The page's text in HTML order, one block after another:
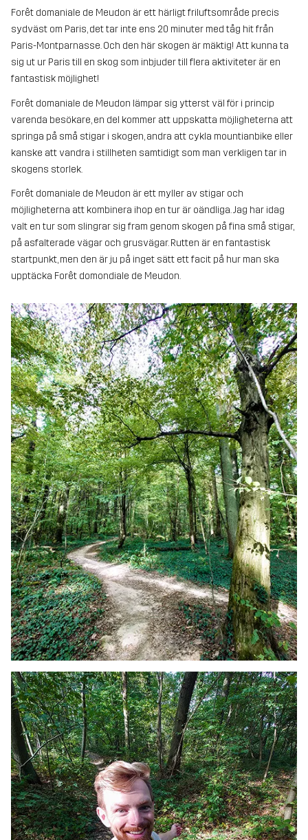
Forêt domaniale de Meudon är ett härligt friluftsområde precis
sydväst om Paris, det tar inte ens 20 minuter med tåg hit från
Paris-Montparnasse. Och den här skogen är mäktig! Att kunna ta
sig ut ur Paris till en skog som inbjuder till flera aktiviteter är en
fantastisk möjlighet!
Forêt domaniale de Meudon lämpar sig ytterst väl för i princip
varenda besökare, en del kommer att uppskatta möjligheterna att
springa på små stigar i skogen, andra att cykla mountianbike eller
kanske att vandra i stillheten samtidigt som man verkligen tar in
skogens storlek.
Forêt domaniale de Meudon är ett myller av stigar och
möjligheterna att kombinera ihop en tur är oändliga. Jag har idag
valt en tur som slingrar sig fram genom skogen på fina små stigar,
på asfalterade vägar och grusvägar. Rutten är en fantastisk
startpunkt, men den är ju på inget sätt ett facit på hur man ska
upptäcka Forêt domondiale de Meudon.